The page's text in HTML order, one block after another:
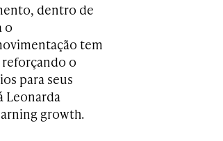
dentro de
o
tem
o
para seus
Leonarda
growth.